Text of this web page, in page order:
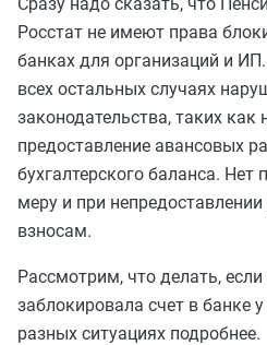
Росстат не имеют права
банках для организаций и
всех остальных случаях
законодательства, таких как
предоставление авансовых
бухгалтерского баланса. Нет
меру и при
взносам.
Рассмотрим, что делать, если
заблокировала счет в банке
разных ситуациях подробнее.